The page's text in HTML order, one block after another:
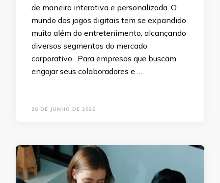
de maneira interativa e personalizada. O
mundo dos jogos digitais tem se expandido
muito além do entretenimento, alcançando
diversos segmentos do mercado
corporativo. Para empresas que buscam
engajar seus colaboradores e …
26 DE JUNHO DE 2025